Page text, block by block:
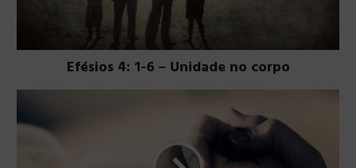
Efésios 4: 1-6 – Unidade no corpo